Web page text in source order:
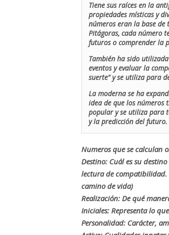
Tiene sus raíces en la
propiedades místicas y
números eran la base de
Pitágoras, cada número
futuros o comprender la
También ha sido
eventos y evaluar la
suerte” y se utiliza para
La moderna se ha
idea de que los números
popular y se utiliza para
y la predicción del futuro.
Numeros que se calculan
Destino: Cuál es su
lectura de compatibilidad.
camino de vida)
Realización: De qué
Iniciales: Representa lo
Personalidad: Carácter,